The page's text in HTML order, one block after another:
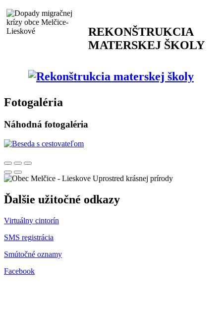
REKONŠTRUKCIA
MATERSKEJ ŠKOLY
Fotogaléria
Náhodná fotogaléria
Uprostred krásnej prírody
Ďalšie užitočné odkazy
Virtuálny cintorín
SMS registrácia
Smútočné oznamy
Facebook